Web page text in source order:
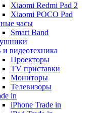
Xiaomi Redmi Pad 2
Xiaomi POCO Pad
часы
Smart Band
видеотехника
Проекторы
TV приставки
Мониторы
Телевизоры
in
iPhone Trade in